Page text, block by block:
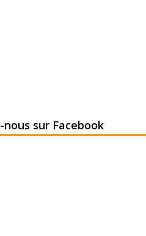
nous sur Facebook